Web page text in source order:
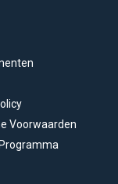
Voorwaarden